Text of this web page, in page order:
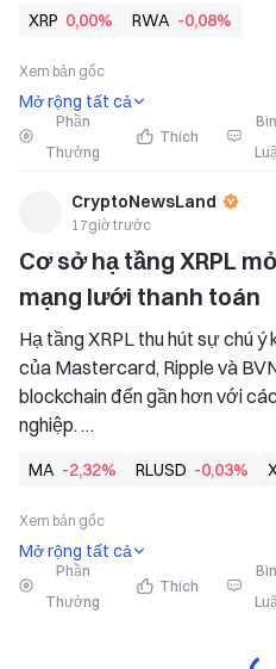
trong các tài sản được token
XRP 0,00% RWA -0,08%
Xem bản gốc
Mở rộng tất cả
Phần
Thưởng
Thích
CryptoNewsLand
17giờ trước
Cơ sở hạ tầng XRPL
mạng lưới thanh toán
Hạ tầng XRPL thu hút sự chú
của Mastercard, Ripple và
blockchain đến gần hơn với
nghiệp.
của Ripple tiếp tục mở rộng
chức trên các mạng lưới thanh
MA -2,32% RLUSD -0,03%
Xem bản gốc
Mở rộng tất cả
Phần
Thưởng
Thích